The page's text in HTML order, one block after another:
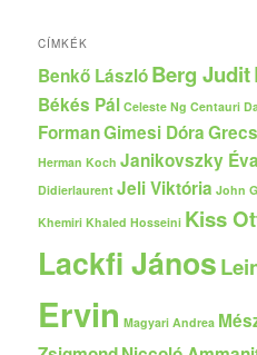
CÍMKÉK
Benkő LászlóBerg Judit
Békés Pál Celeste Ng Centauri
FormanGimesi Dóra
Herman Koch Janikovszky Éva
Didierlaurent Jeli Viktória John
Khemiri Khaled Hosseini Kiss
Lackfi János
Ervin Magyari Andrea